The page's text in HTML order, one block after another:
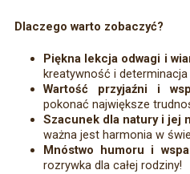
Dlaczego warto zobaczyć?
Piękna lekcja odwagi i
kreatywność i
Wartość przyjaźni i
pokonać największe
Szacunek dla natury i jej
ważna jest harmonia w
Mnóstwo humoru i
rozrywka dla całej rodziny!